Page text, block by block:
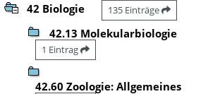
42 Biologie 135 Einträge
42.13 Molekularbiologie
1 Eintrag
42.60 Zoologie: Allgemeines